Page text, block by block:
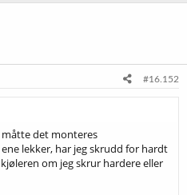
#16.152
måtte det monteres
lekker, har jeg skrudd for hardt
om jeg skrur hardere eller